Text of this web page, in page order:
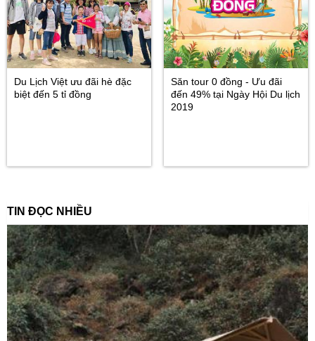
Du Lịch Việt ưu đãi hè đặc
biệt đến 5 tỉ đồng
Săn tour 0 đồng - Ưu đãi
đến 49% tại Ngày Hội Du lịch
2019
TIN ĐỌC NHIỀU